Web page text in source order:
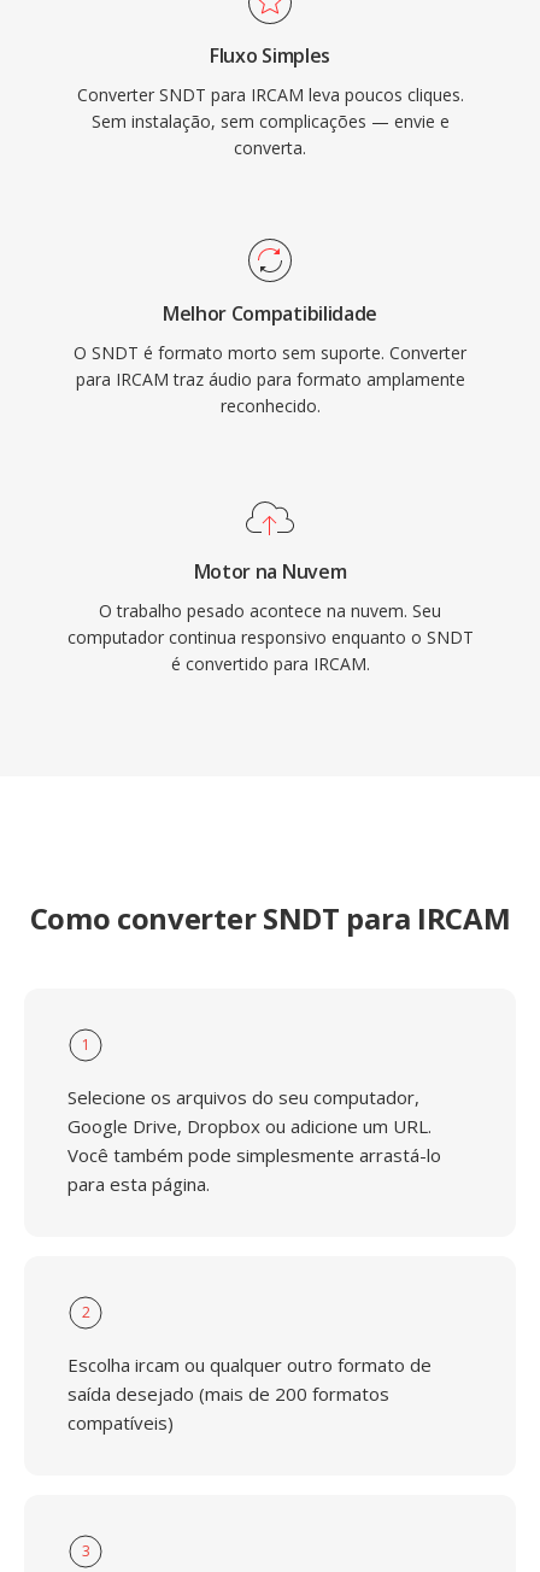
Fluxo Simples
Converter SNDT para IRCAM leva poucos cliques.
Sem instalação, sem complicações — envie e
converta.
Melhor Compatibilidade
O SNDT é formato morto sem suporte. Converter
para IRCAM traz áudio para formato amplamente
reconhecido.
Motor na Nuvem
O trabalho pesado acontece na nuvem. Seu
computador continua responsivo enquanto o SNDT
é convertido para IRCAM.
Como converter SNDT para IRCAM
1
Selecione os arquivos do seu computador,
Google Drive, Dropbox ou adicione um URL.
Você também pode simplesmente arrastá-lo
para esta página.
2
Escolha ircam ou qualquer outro formato de
saída desejado (mais de 200 formatos
compatíveis)
3